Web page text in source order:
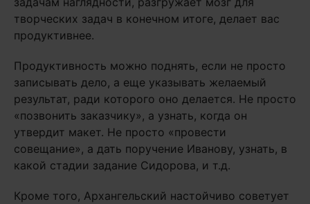
творческих задач в конечном итоге, делает вас
продуктивнее.
Продуктивность можно поднять, если не просто
записывать дело, а еще указывать желаемый
результат, ради которого оно делается. Не просто
«позвонить заказчику», а узнать, когда он
утвердит макет. Не просто «провести
совещание», а дать поручение Иванову, узнать, в
какой стадии задание Сидорова, и т.д.
Кроме того, Архангельский настойчиво советует